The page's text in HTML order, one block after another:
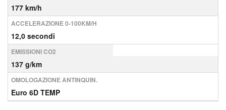
177 km/h
ACCELERAZIONE 0-100KM/H
12,0 secondi
EMISSIONI CO2
137 g/km
OMOLOGAZIONE ANTINQUIN.
Euro 6D TEMP